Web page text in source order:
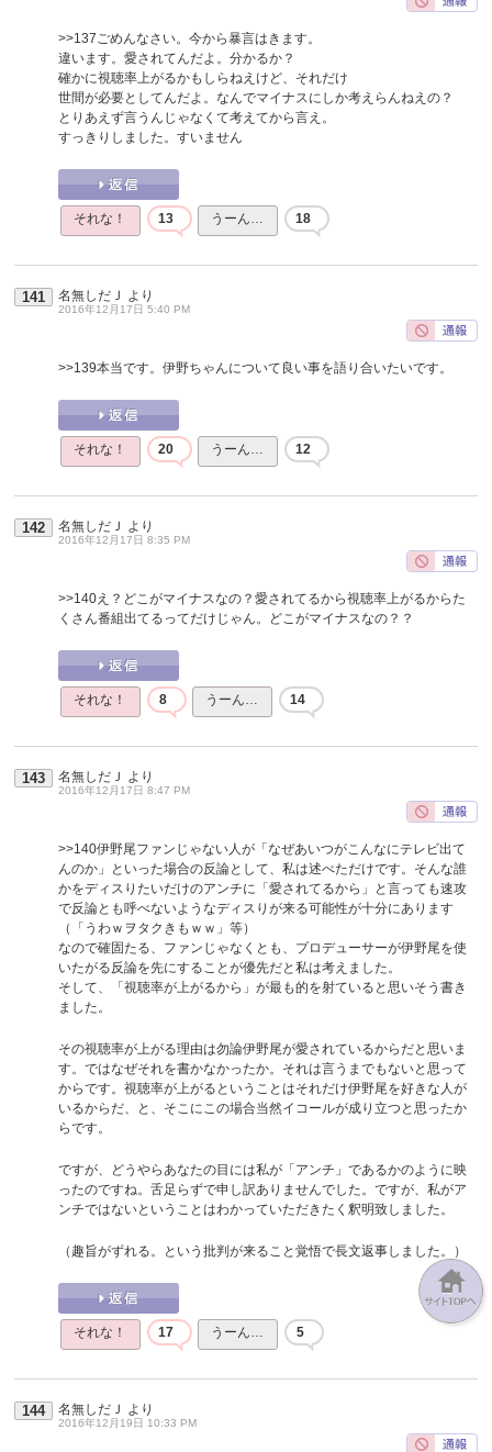
>>137ごめんなさい。今から暴言はきます。
違います。愛されてんだよ。分かるか？
確かに視聴率上がるかもしらねえけど、それだけ
世間が必要としてんだよ。なんでマイナスにしか考えらんねえの？
とりあえず言うんじゃなくて考えてから言え。
すっきりしました。すいません
それな！ 13 うーん… 18
141 名無しだＪ より
2016年12月17日 5:40 PM
>>139本当です。伊野ちゃんについて良い事を語り合いたいです。
それな！ 20 うーん… 12
142 名無しだＪ より
2016年12月17日 8:35 PM
>>140え？どこがマイナスなの？愛されてるから視聴率上がるからた
くさん番組出てるってだけじゃん。どこがマイナスなの？？
それな！ 8 うーん… 14
143 名無しだＪ より
2016年12月17日 8:47 PM
>>140伊野尾ファンじゃない人が「なぜあいつがこんなにテレビ出て
んのか」といった場合の反論として、私は述べただけです。そんな誰
かをディスりたいだけのアンチに「愛されてるから」と言っても速攻
で反論とも呼べないようなディスりが来る可能性が十分にあります
（「うわｗヲタクきもｗｗ」等）
なので確固たる、ファンじゃなくとも、プロデューサーが伊野尾を使
いたがる反論を先にすることが優先だと私は考えました。
そして、「視聴率が上がるから」が最も的を射ていると思いそう書き
ました。
その視聴率が上がる理由は勿論伊野尾が愛されているからだと思いま
す。ではなぜそれを書かなかったか。それは言うまでもないと思って
からです。視聴率が上がるということはそれだけ伊野尾を好きな人が
いるからだ、と、そこにこの場合当然イコールが成り立つと思ったか
らです。
ですが、どうやらあなたの目には私が「アンチ」であるかのように映
ったのですね。舌足らずで申し訳ありませんでした。ですが、私がア
ンチではないということはわかっていただきたく釈明致しました。
（趣旨がずれる。という批判が来ること覚悟で長文返事しました。）
それな！ 17 うーん… 5
144 名無しだＪ より
2016年12月19日 10:33 PM